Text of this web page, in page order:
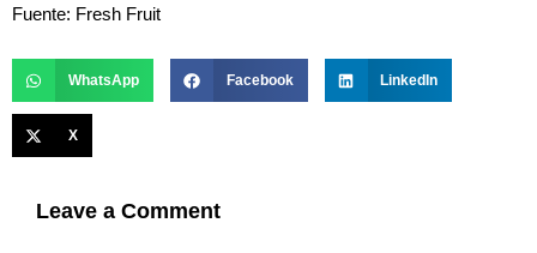
Fuente: Fresh Fruit
WhatsApp Facebook LinkedIn
X
Leave a Comment